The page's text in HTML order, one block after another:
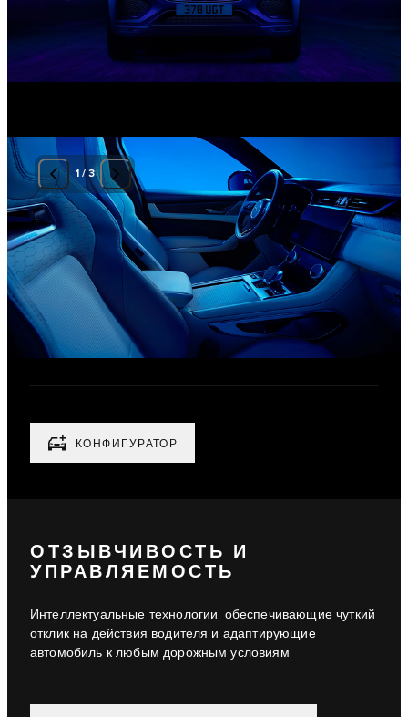
1/3
КОНФИГУРАТОР
ОТЗЫВЧИВОСТЬ И
УПРАВЛЯЕМОСТЬ
Интеллектуальные технологии, обеспечивающие чуткий
отклик на действия водителя и адаптирующие
автомобиль к любым дорожным условиям.